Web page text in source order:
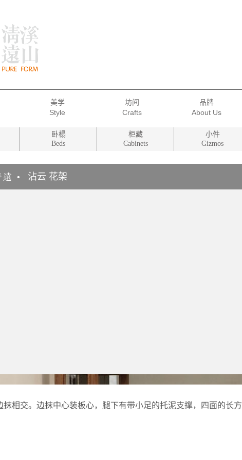
美学 坊间 品牌
卧榻
Beds
柜藏
Cabinets
小件
Gizmos
沾云 花架
相交。边抹中心装板心，腿下有带小足的托泥支撑，四面的长方